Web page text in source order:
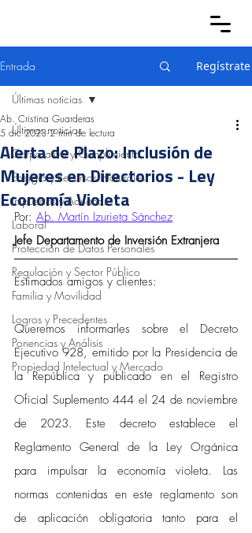
Entrada Regístrate
Últimas noticias
Corporativo y Cumplimiento
Energía y Recursos Naturales
Impuestos y Aduanas
Laboral
Protección de Datos Personales
Regulación y Sector Público
Familia y Movilidad
Logros y Precedentes
Ponencias y Análisis
Propiedad Intelectual y Mercado
Últimas noticias
Alerta de Plazo: Inclusión de
Mujeres en Directorios - Ley
Economía Violeta
Ab. Cristina Guarderas
5 dic 2023 2 min de lectura
Por: Ab. Martín Izurieta Sánchez
Jefe Departamento de Inversión Extranjera
Estimados amigos y clientes:
Queremos informarles sobre el Decreto
Ejecutivo 928, emitido por la Presidencia de
la República y publicado en el Registro
Oficial Suplemento 444 el 24 de noviembre
de 2023. Este decreto establece el
Reglamento General de la Ley Orgánica
para impulsar la economía violeta. Las
normas contenidas en este reglamento son
de aplicación obligatoria tanto para el